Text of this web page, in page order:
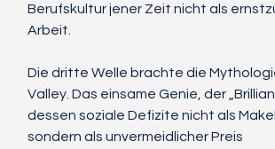
Berufskultur jener Zeit nicht als
Arbeit.
Die dritte Welle brachte die
Valley. Das einsame Genie, der
dessen soziale Defizite nicht als
sondern als unvermeidlicher Preis